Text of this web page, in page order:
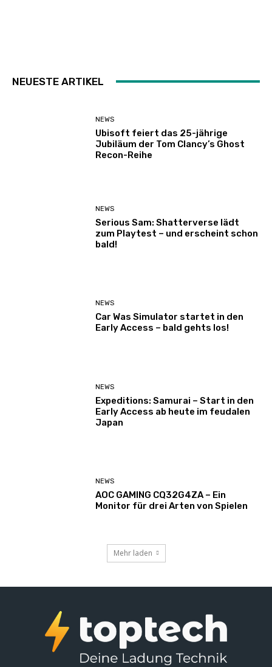
NEUESTE ARTIKEL
NEWS
Ubisoft feiert das 25-jährige
Jubiläum der Tom Clancy’s Ghost
Recon-Reihe
NEWS
Serious Sam: Shatterverse lädt
zum Playtest – und erscheint schon
bald!
NEWS
Car Was Simulator startet in den
Early Access – bald gehts los!
NEWS
Expeditions: Samurai – Start in den
Early Access ab heute im feudalen
Japan
NEWS
AOC GAMING CQ32G4ZA – Ein
Monitor für drei Arten von Spielen
Mehr laden